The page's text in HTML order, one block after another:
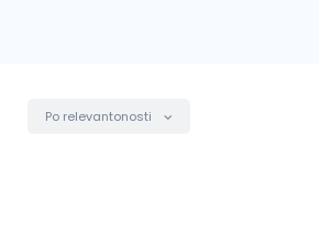
Po relevantonosti